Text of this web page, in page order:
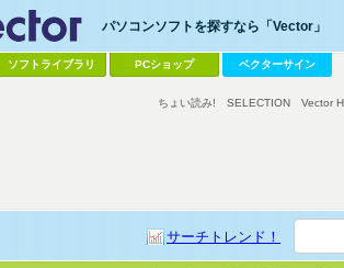
パソコンソフトを探すなら「Vector」
ソフトライブラリ PCショップ ベクターサイン
サーチトレンド！
ちょい読み! SELECTION Vector